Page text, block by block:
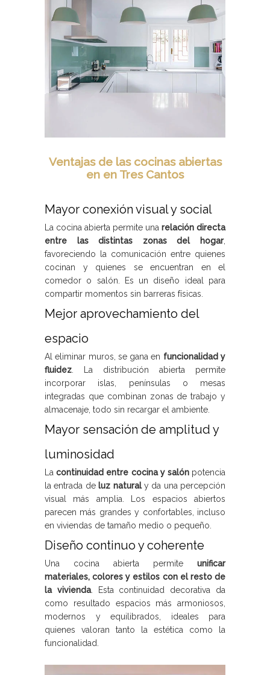
Ventajas de las cocinas abiertas
en en Tres Cantos
Mayor conexión visual y social
La cocina abierta permite una relación directa
entre las distintas zonas del hogar,
favoreciendo la comunicación entre quienes
cocinan y quienes se encuentran en el
comedor o salón. Es un diseño ideal para
compartir momentos sin barreras físicas.
Mejor aprovechamiento del
espacio
Al eliminar muros, se gana en funcionalidad y
fluidez . La distribución abierta permite
incorporar islas, penínsulas o mesas
integradas que combinan zonas de trabajo y
almacenaje, todo sin recargar el ambiente.
Mayor sensación de amplitud y
luminosidad
Lacontinuidad entre cocina y salónpotencia
la entrada de luz naturaly da una percepción
visual más amplia. Los espacios abiertos
parecen más grandes y confortables, incluso
en viviendas de tamaño medio o pequeño.
Diseño continuo y coherente
Una cocina abierta permite unificar
materiales, colores y estilos con el resto de
la vivienda. Esta continuidad decorativa da
como resultado espacios más armoniosos,
modernos y equilibrados, ideales para
quienes valoran tanto la estética como la
funcionalidad.